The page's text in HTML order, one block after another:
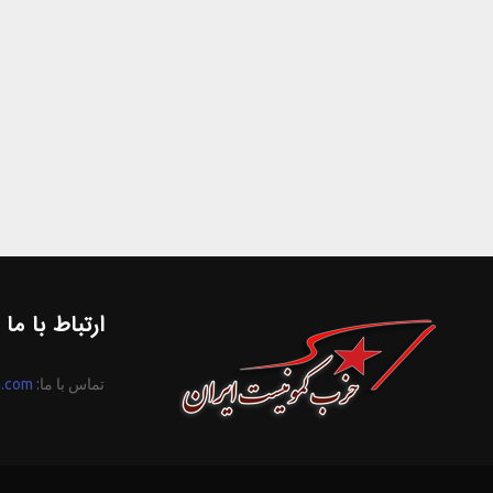
ارتباط با ما
تماس با ما: